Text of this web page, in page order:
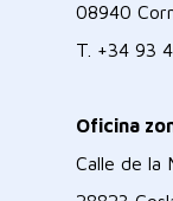
08940
T. +34 93
Oficina
Calle de la